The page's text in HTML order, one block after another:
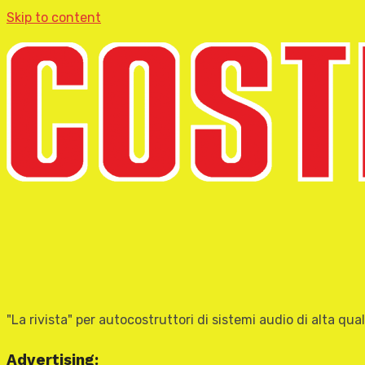
Skip to content
"La rivista" per autocostruttori di sistemi audio di alta
Advertising: